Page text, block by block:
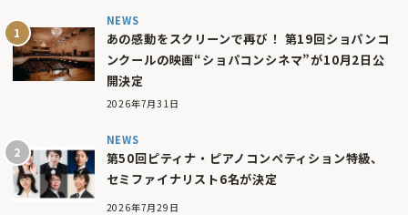
NEWS
あの感動をスクリーンで再び！ 第19回ショパンコ
ンクールの映画“ショパコンシネマ”が10月2日公
開決定
2026年7月31日
NEWS
第50回ピティナ・ピアノコンペティション特級、
セミファイナリスト6名が決定
2026年7月29日